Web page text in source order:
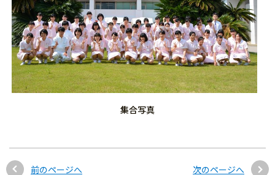
集合写真
前のページへ 次のページへ